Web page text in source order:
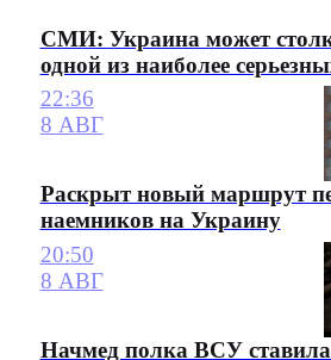
СМИ: Украина может
одной из наиболее
22:36
8 АВГ
Раскрыт новый маршрут
наемников на Украину
20:50
8 АВГ
Начмед полка ВСУ